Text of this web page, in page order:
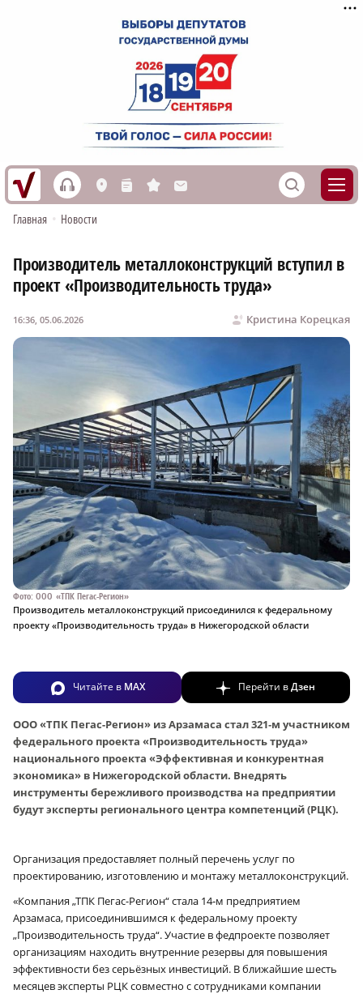
h L n s M S
Главная • Новости
Производитель металлоконструкций вступил в
проект «Производительность труда»
Кристина Корецкая
16:36, 05.06.2026
Фото: ООО «ТПК Пегас-Регион»
Производитель металлоконструкций присоединился к федеральному
проекту «Производительность труда» в Нижегородской области
Читайте в MAX Перейти вДзен
ООО «ТПК Пегас-Регион» из Арзамаса стал 321‑м участником
федерального проекта «Производительность труда»
национального проекта «Эффективная и конкурентная
экономика» в Нижегородской области. Внедрять
инструменты бережливого производства на предприятии
будут эксперты регионального центра компетенций (РЦК).
Организация предоставляет полный перечень услуг по
проектированию, изготовлению и монтажу металлоконструкций.
«Компания „ТПК Пегас-Регион“ стала 14‑м предприятием
Арзамаса, присоединившимся к федеральному проекту
„Производительность труда“. Участие в федпроекте позволяет
организациям находить внутренние резервы для повышения
эффективности без серьёзных инвестиций. В ближайшие шесть
месяцев эксперты РЦК совместно с сотрудниками компании